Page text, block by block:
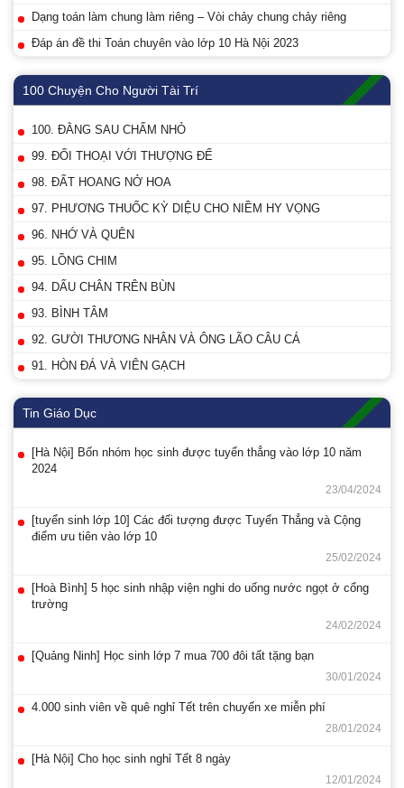
Dạng toán làm chung làm riêng – Vòi chảy chung chảy riêng
Đáp án đề thi Toán chuyên vào lớp 10 Hà Nội 2023
100 Chuyện Cho Người Tài Trí
100. ĐẰNG SAU CHẤM NHỎ
99. ĐỐI THOẠI VỚI THƯỢNG ĐẾ
98. ĐẤT HOANG NỞ HOA
97. PHƯƠNG THUỐC KỲ DIỆU CHO NIỀM HY VỌNG
96. NHỚ VÀ QUÊN
95. LỒNG CHIM
94. DẤU CHÂN TRÊN BÙN
93. BÌNH TÂM
92. GƯỜI THƯƠNG NHÂN VÀ ÔNG LÃO CÂU CÁ
91. HÒN ĐÁ VÀ VIÊN GẠCH
Tin Giáo Dục
[Hà Nội] Bốn nhóm học sinh được tuyển thẳng vào lớp 10 năm
2024
23/04/2024
[tuyển sinh lớp 10] Các đối tượng được Tuyển Thẳng và Cộng
điểm ưu tiên vào lớp 10
25/02/2024
[Hoà Bình] 5 học sinh nhập viện nghi do uống nước ngọt ở cổng
trường
24/02/2024
[Quảng Ninh] Học sinh lớp 7 mua 700 đôi tất tặng bạn
30/01/2024
4.000 sinh viên về quê nghỉ Tết trên chuyến xe miễn phí
28/01/2024
[Hà Nội] Cho học sinh nghỉ Tết 8 ngày
12/01/2024